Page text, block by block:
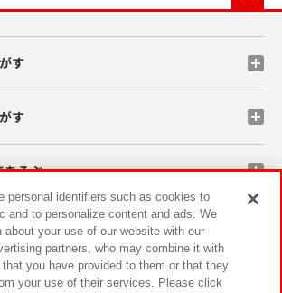
す
す
あそぶ
ンペーン
personal identifiers such as cookies to
and to personalize content and ads. We
about your use of our website with our
partners, who may combine it with
you have provided to them or that they
your use of their services. Please click